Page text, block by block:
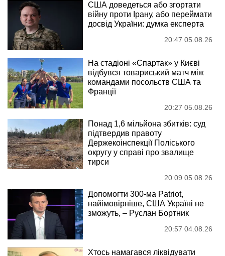
США доведеться або згортати
війну проти Ірану, або переймати
досвід України: думка експерта
20:47 05.08.26
На стадіоні «Спартак» у Києві
відбувся товариський матч між
командами посольств США та
Франції
20:27 05.08.26
Понад 1,6 мільйона збитків: суд
підтвердив правоту
Держекоінспекції Поліського
округу у справі про звалище
тирси
20:09 05.08.26
Допомогти 300-ма Patriot,
найімовірніше, США Україні не
зможуть, – Руслан Бортник
20:57 04.08.26
Хтось намагався ліквідувати